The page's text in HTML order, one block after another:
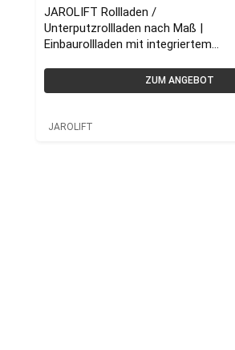
JAROLIFT Rollladen /
Unterputzrollladen nach Maß |
Einbaurollladen mit integriertem
ZUM ANGEBOT
JAROLIFT